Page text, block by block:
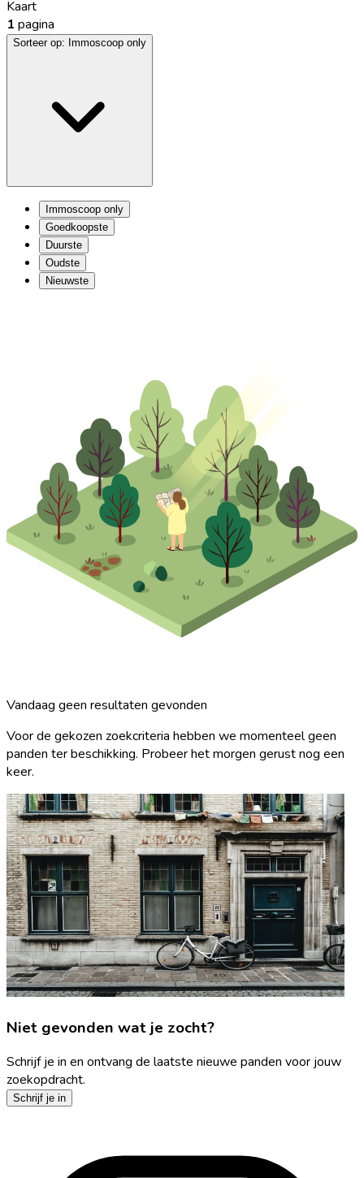
Kaart
1 pagina
Sorteer op: Immoscoop only
Immoscoop only
Goedkoopste
Duurste
Oudste
Nieuwste
Vandaag geen resultaten gevonden
Voor de gekozen zoekcriteria hebben we momenteel geen
panden ter beschikking. Probeer het morgen gerust nog een
keer.
Niet gevonden wat je zocht?
Schrijf je in en ontvang de laatste nieuwe panden voor jouw
zoekopdracht.
Schrijf je in